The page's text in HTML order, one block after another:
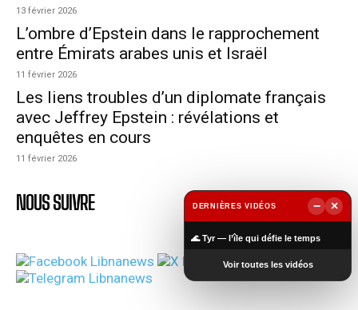
13 février 2026
L’ombre d’Epstein dans le rapprochement
entre Émirats arabes unis et Israël
11 février 2026
Les liens troubles d’un diplomate français
avec Jeffrey Epstein : révélations et
enquêtes en cours
11 février 2026
NOUS SUIVRE DERNIÈRES VIDÉOS −
×
🌊 Tyr — l’île qui défie le temps
Voir toutes les vidéos